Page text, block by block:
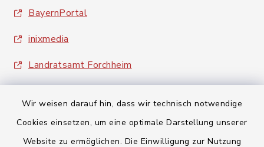
Wir weisen darauf hin, dass wir technisch notwendige
Cookies einsetzen, um eine optimale Darstellung unserer
Website zu ermöglichen. Die Einwilligung zur Nutzung
BayernPortal
inixmedia
Landratsamt Forchheim